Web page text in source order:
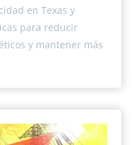
en Texas y
para reducir
y mantener más